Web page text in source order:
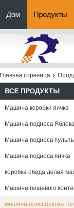
Дом Продукты
Главная страница
ВСЕ ПРОДУКТЫ
Машина коробки яичка
Машина подноса Яблока
Машина подноса пульпы
Машина подноса яичка
коробка обеда делая
Машина пищевого
машина прессформы